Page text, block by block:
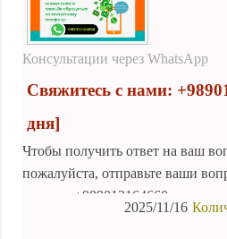
Девы Марии, чудесное
ключевые моменты жизни этого
предлагая уникальный взгляд на
Консультации через WhatsApp
Свяжитесь с нами:
дня]
Чтобы получить ответ на ваш
пожалуйста, отправьте ваши
номеру: +989013164660.
2025/11/16